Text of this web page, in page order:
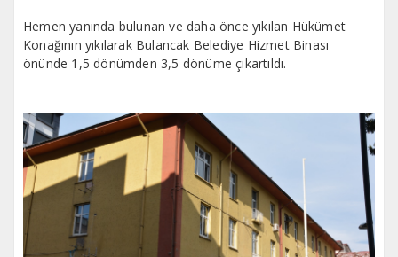
Hemen yanında bulunan ve daha önce yıkılan Hükümet
Konağının yıkılarak Bulancak Belediye Hizmet Binası
önünde 1,5 dönümden 3,5 dönüme çıkartıldı.